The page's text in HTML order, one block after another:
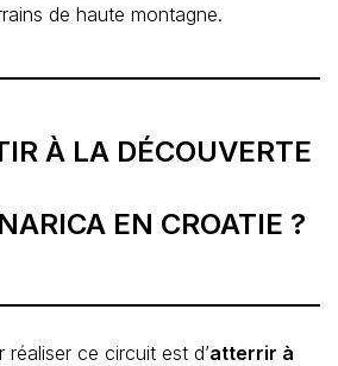
de haute montagne.
À LA DÉCOUVERTE
EN CROATIE ?
réaliser ce circuit est d’atterrir à